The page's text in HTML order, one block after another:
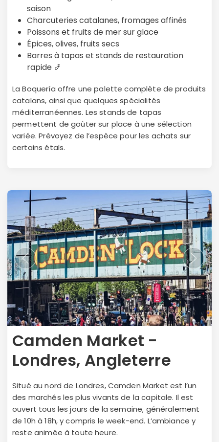
saison
Charcuteries catalanes, fromages affinés
Poissons et fruits de mer sur glace
Épices, olives, fruits secs
Barres à tapas et stands de restauration
rapide 🍤
La Boquería offre une palette complète de produits
catalans, ainsi que quelques spécialités
méditerranéennes. Les stands de tapas
permettent de goûter sur place à une sélection
variée. Prévoyez de l’espèce pour les achats sur
certains étals.
Camden Market -
Londres, Angleterre
Situé au nord de Londres, Camden Market est l’un
des marchés les plus vivants de la capitale. Il est
ouvert tous les jours de la semaine, généralement
de 10h à 18h, y compris le week-end. L’ambiance y
reste animée à toute heure.
ou connectez-vous par mail
Politique de
confidentialité.